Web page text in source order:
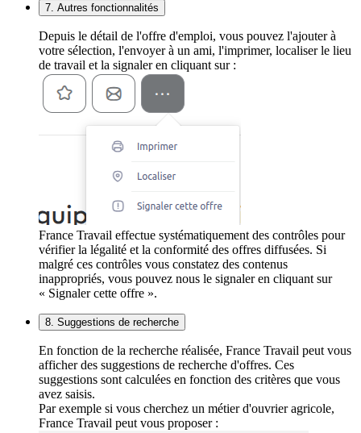
7. Autres fonctionnalités
Depuis le détail de l'offre d'emploi, vous pouvez l'ajouter à
votre sélection, l'envoyer à un ami, l'imprimer, localiser le lieu
de travail et la signaler en cliquant sur :
France Travail effectue systématiquement des contrôles pour
vérifier la légalité et la conformité des offres diffusées. Si
malgré ces contrôles vous constatez des contenus
inappropriés, vous pouvez nous le signaler en cliquant sur
« Signaler cette offre ».
8. Suggestions de recherche
En fonction de la recherche réalisée, France Travail peut vous
afficher des suggestions de recherche d'offres. Ces
suggestions sont calculées en fonction des critères que vous
avez saisis.
Par exemple si vous cherchez un métier d'ouvrier agricole,
France Travail peut vous proposer :